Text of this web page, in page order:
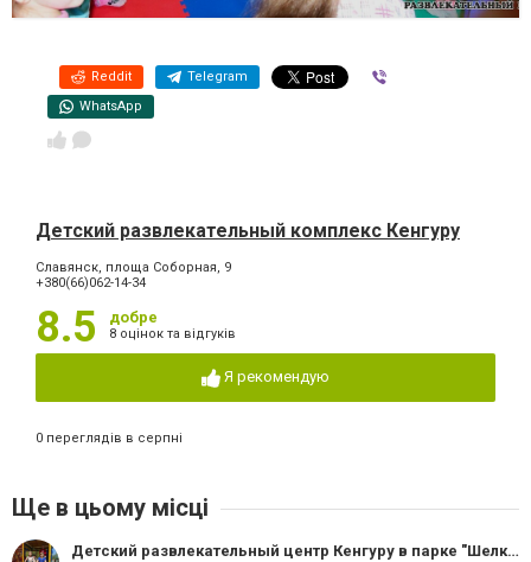
Reddit Telegram
WhatsApp
Детский развлекательный комплекс Кенгуру
Славянск, площа Соборная, 9
+380(66)062-14-34
8.5 добре
8 оцінок та відгуків
Я рекомендую
0 переглядів в серпні
Ще в цьому місці
Детский развлекательный центр Кенгуру в парке "Шелковичном"